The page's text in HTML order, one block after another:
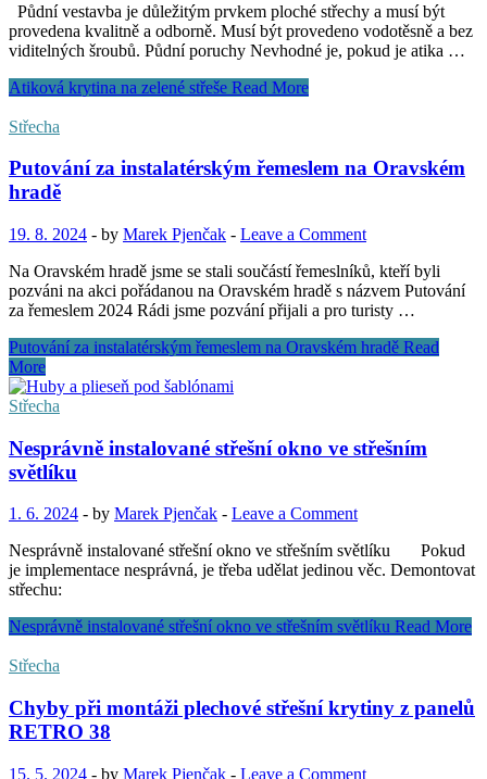
Půdní vestavba je důležitým prvkem ploché střechy a musí být
provedena kvalitně a odborně. Musí být provedeno vodotěsně a bez
viditelných šroubů. Půdní poruchy Nevhodné je, pokud je atika …
Atiková krytina na zelené střeše Read More
Střecha
Putování za instalatérským řemeslem na Oravském
hradě
19. 8. 2024 - by Marek Pjenčak - Leave a Comment
Na Oravském hradě jsme se stali součástí řemeslníků, kteří byli
pozváni na akci pořádanou na Oravském hradě s názvem Putování
za řemeslem 2024 Rádi jsme pozvání přijali a pro turisty …
Putování za instalatérským řemeslem na Oravském hradě Read
More
Střecha
Nesprávně instalované střešní okno ve střešním
světlíku
1. 6. 2024 - by Marek Pjenčak - Leave a Comment
Nesprávně instalované střešní okno ve střešním světlíku Pokud
je implementace nesprávná, je třeba udělat jedinou věc. Demontovat
střechu:
Nesprávně instalované střešní okno ve střešním světlíku Read More
Střecha
Chyby při montáži plechové střešní krytiny z panelů
RETRO 38
15. 5. 2024 - by Marek Pjenčak - Leave a Comment